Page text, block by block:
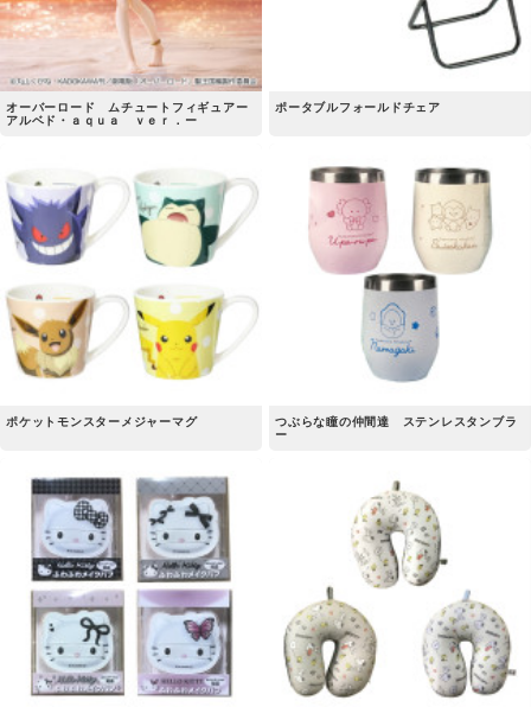
オーバーロード ムチュートフィギュアー
アルベド・ａｑｕａ ｖｅｒ．ー
ポータブルフォールドチェア
ポケットモンスターメジャーマグ
つぶらな瞳の仲間達 ステンレスタンブラ
ー